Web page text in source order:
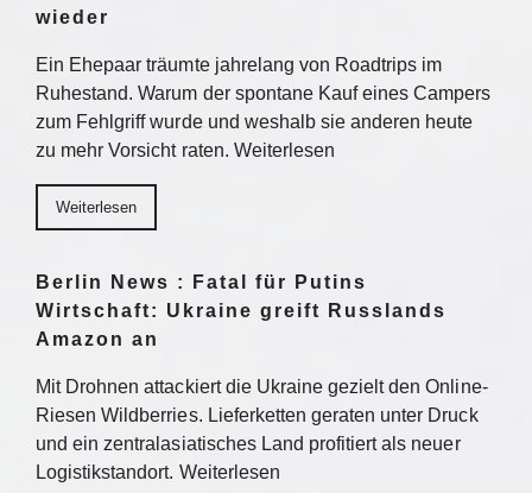
wieder
Ein Ehepaar träumte jahrelang von Roadtrips im
Ruhestand. Warum der spontane Kauf eines Campers
zum Fehlgriff wurde und weshalb sie anderen heute
zu mehr Vorsicht raten. Weiterlesen
Weiterlesen
Berlin News : Fatal für Putins
Wirtschaft: Ukraine greift Russlands
Amazon an
Mit Drohnen attackiert die Ukraine gezielt den Online-
Riesen Wildberries. Lieferketten geraten unter Druck
und ein zentralasiatisches Land profitiert als neuer
Logistikstandort. Weiterlesen